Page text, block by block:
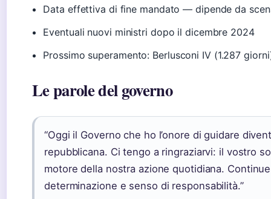
Data effettiva di fine mandato — dipende da
Eventuali nuovi ministri dopo il dicembre 2024
Prossimo superamento: Berlusconi IV (1.287
Le parole del governo
“Oggi il Governo che ho l’onore di guidare
repubblicana. Ci tengo a ringraziarvi: il vostro
motore della nostra azione quotidiana.
determinazione e senso di responsabilità.”